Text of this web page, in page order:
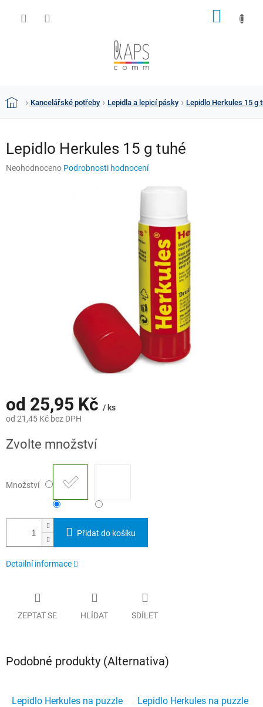
DomůKancelářské potřeby Lepidla a lepicí pásky Lepidlo Herkules 15 g
Lepidlo Herkules 15 g tuhé
Průměrné
Neohodnoceno Podrobnosti hodnocení
od 25,95 Kč / ks
od 21,45 Kč bez DPH
cena:
Zvolte množství
Množství
Přidat do košíku
Detailní informace
ZEPTAT SE HLÍDAT SDÍLET
Podobné produkty (Alternativa)
Lepidlo Herkules na puzzle
Lepidlo Herkules na puzzle